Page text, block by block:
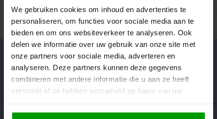
We gebruiken cookies om inhoud en advertenties te
personaliseren, om functies voor sociale media aan te
bieden en om ons websiteverkeer te analyseren. Ook
delen we informatie over uw gebruik van onze site met
onze partners voor sociale media, adverteren en
analyseren. Deze partners kunnen deze gegevens
combineren met andere informatie die u aan ze heeft
verstrekt of ze hebben verzameld op basis van uw
500+ snoepsoorten van de échte merken
Klantenservice
Veelgestelde vragen
085-4012406